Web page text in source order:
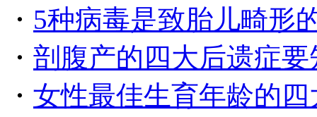
・ 5种病毒是致胎儿畸形
・ 剖腹产的四大后遗症要
・ 女性最佳生育年龄的四